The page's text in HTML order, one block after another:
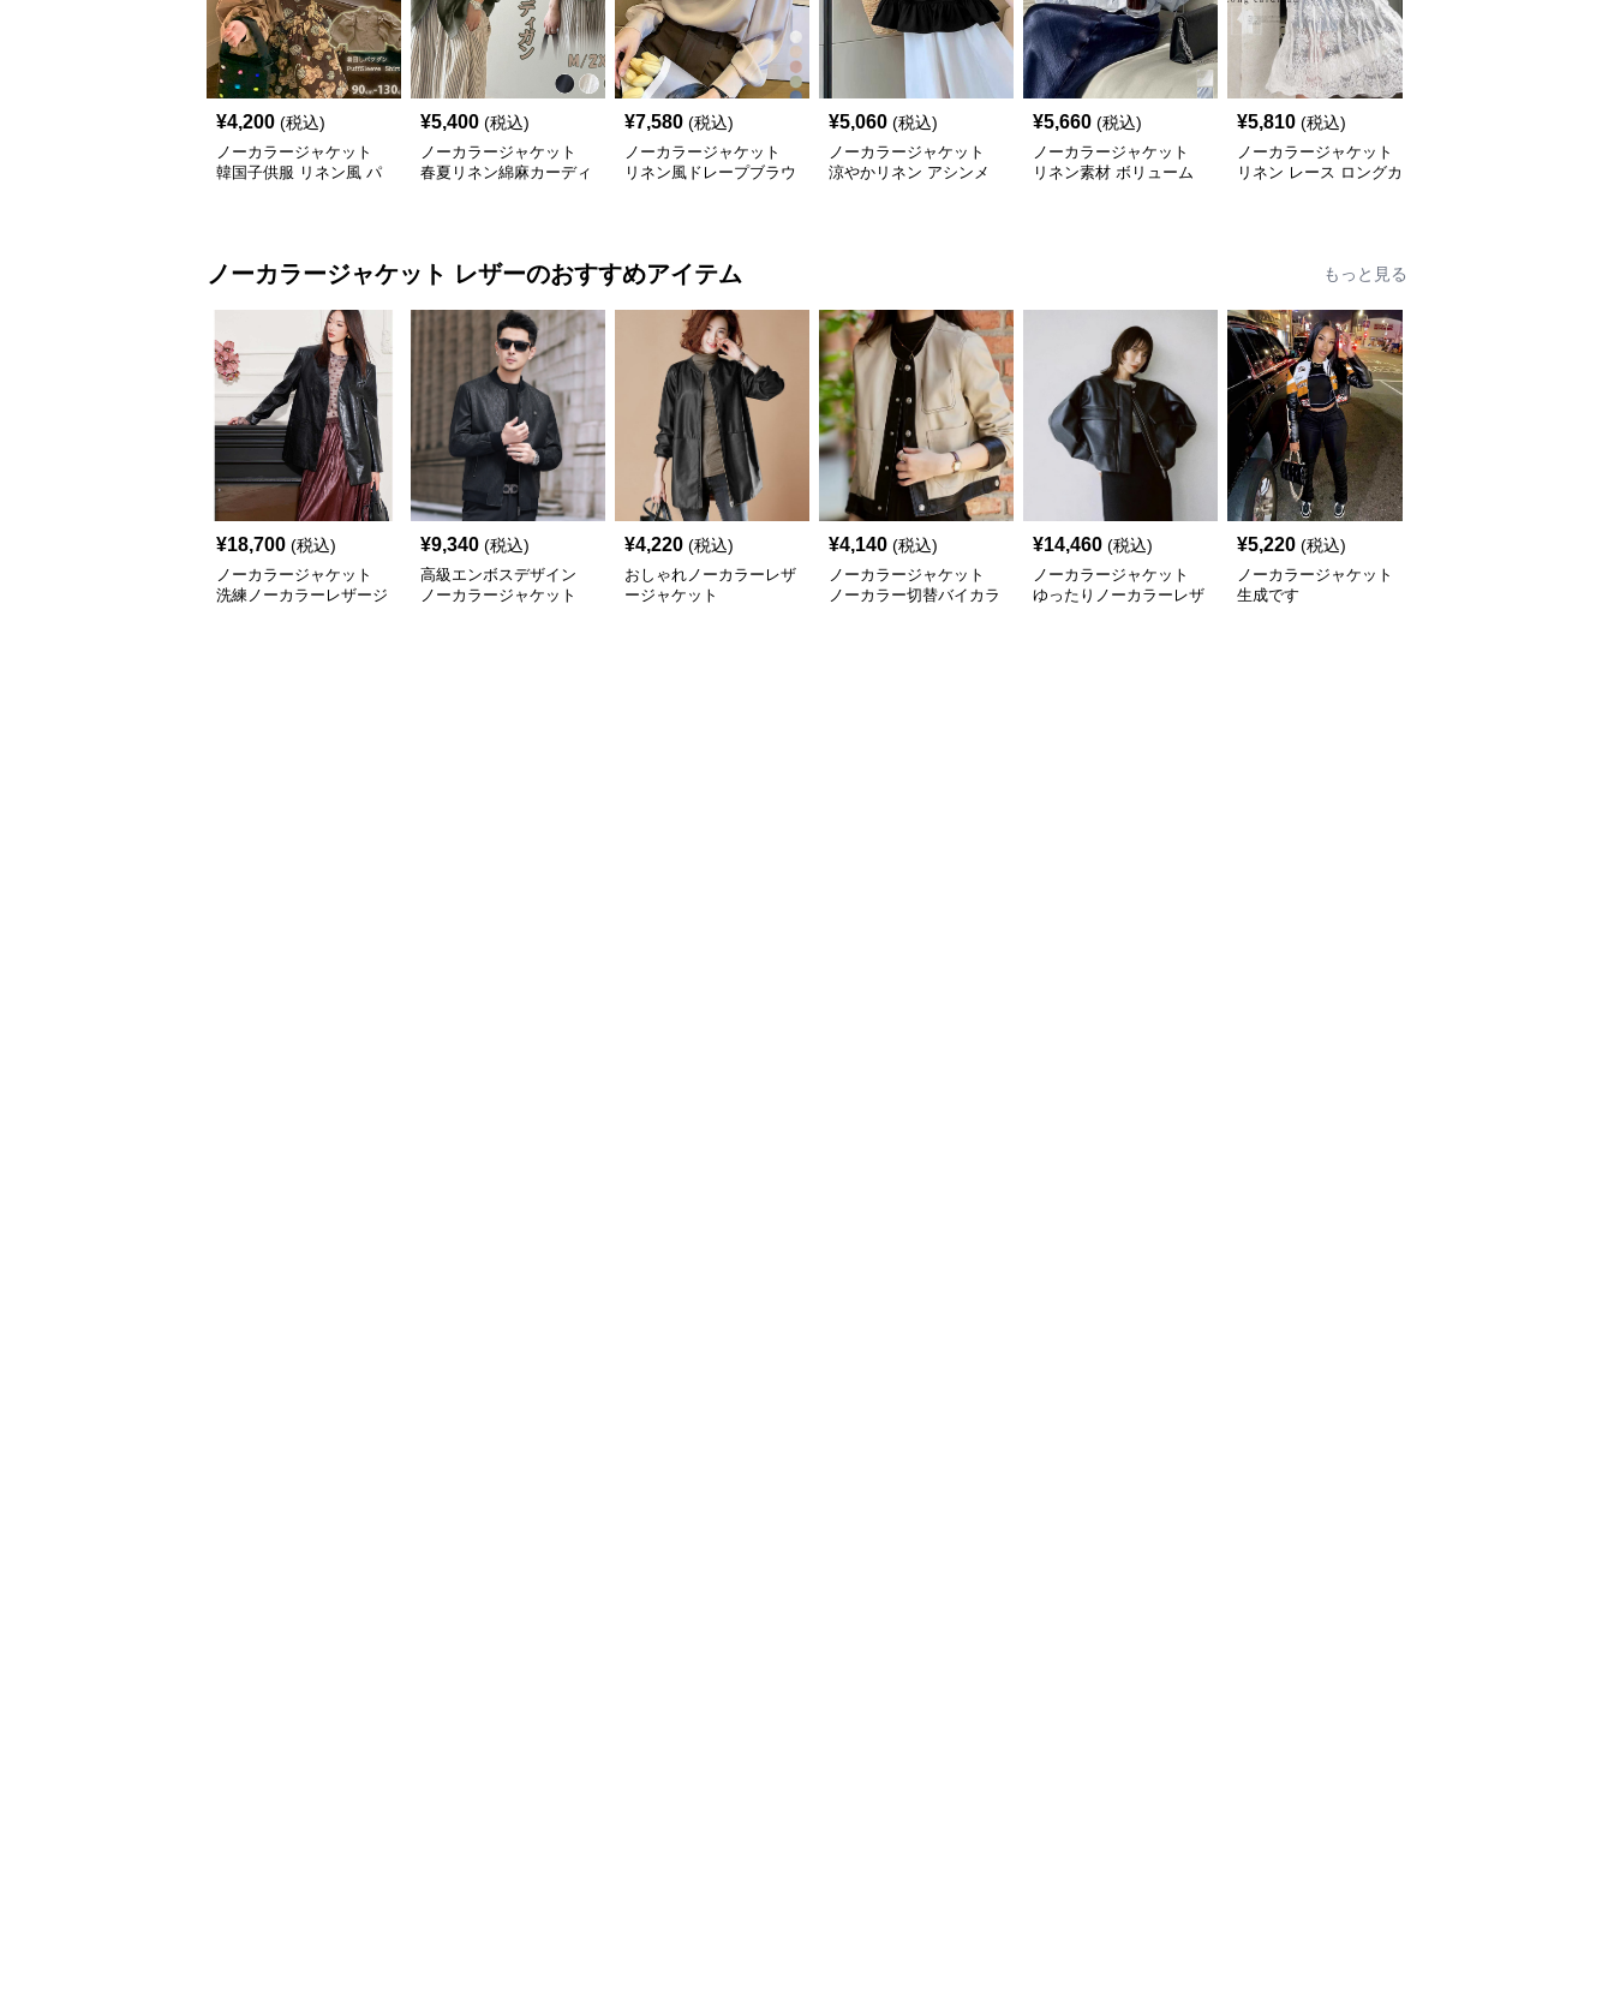
¥4,200 (税込)
ノーカラージャケット
韓国子供服 リネン風 パ
¥5,400 (税込)
ノーカラージャケット
春夏リネン綿麻カーディ
¥7,580 (税込)
ノーカラージャケット
リネン風ドレープブラウ
¥5,060 (税込)
ノーカラージャケット
涼やかリネン アシンメ
¥5,660 (税込)
ノーカラージャケット
リネン素材 ボリューム
¥5,810 (税込)
ノーカラージャケット
リネン レース ロングカ
ノーカラージャケット レザーのおすすめアイテム もっと見る
¥18,700 (税込)
ノーカラージャケット
洗練ノーカラーレザージ
¥9,340 (税込)
高級エンボスデザイン
ノーカラージャケット
¥4,220 (税込)
おしゃれノーカラーレザ
ージャケット
¥4,140 (税込)
ノーカラージャケット
ノーカラー切替バイカラ
¥14,460 (税込)
ノーカラージャケット
ゆったりノーカラーレザ
¥5,220 (税込)
ノーカラージャケット
生成です